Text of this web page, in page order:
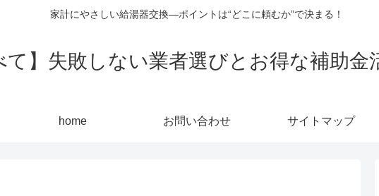
家計にやさしい給湯器交換—ポイントは“どこに頼むか”で決まる！
て】失敗しない業者選びとお得な補助金
home お問い合わせ サイトマップ